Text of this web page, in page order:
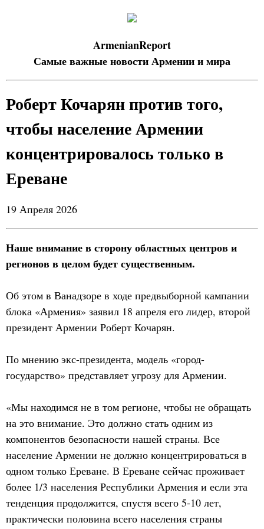
ArmenianReport
Самые важные новости Армении и мира
Роберт Кочарян против того,
чтобы население Армении
концентрировалось только в
Ереване
19 Апреля 2026
Наше внимание в сторону областных центров и
регионов в целом будет существенным.
Об этом в Ванадзоре в ходе предвыборной кампании
блока «Армения» заявил 18 апреля его лидер, второй
президент Армении Роберт Кочарян.
По мнению экс-президента, модель «город-
государство» представляет угрозу для Армении.
«Мы находимся не в том регионе, чтобы не обращать
на это внимание. Это должно стать одним из
компонентов безопасности нашей страны. Все
население Армении не должно концентрироваться в
одном только Ереване. В Ереване сейчас проживает
более 1/3 населения Республики Армения и если эта
тенденция продолжится, спустя всего 5-10 лет,
практически половина всего населения страны